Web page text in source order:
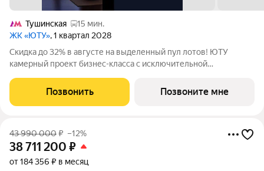
Тушинская
15 мин.
ЖК «ЮТУ», 1 квартал 2028
Скидка до 32% в августе на выделенный пул лотов! ЮТУ
камерный проект бизнес-класса с исключительной
благоустроенной набережной канала имени Москвы. Проект
создает идеальный баланс жизни в
Позвонить Позвоните мне
43 990 000₽ –12%
38 711 200 ₽
от 184 356 ₽ в месяц